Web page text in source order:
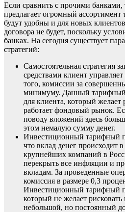
Если сравнить с прочими
предлагает огромный
будут удобны и для новых
договора не будет, поскольку
банках. На сегодня существует
стратегий:
Самостоятельная стратегия
средствами клиент
того, комиссии за
минимуму. Данный
для клиента, который желает
работает фондовый рынок.
поводу вложений здесь
этом немалую сумму денег.
Инвестиционный тарифный
что вклад денег происходит
крупнейших компаний в
перекрыть все инфляции и
вкладам. За проведенные
комиссия в размере 0,3
Инвестиционный тарифный
который не желает
небольшой, но постоянный